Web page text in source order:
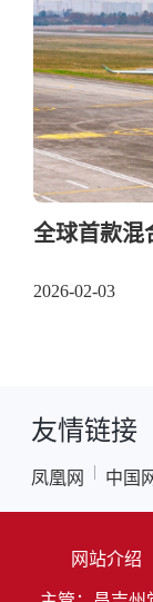
全球首款混
2026-02-03
友情链接
凤凰网 中国
网站介绍